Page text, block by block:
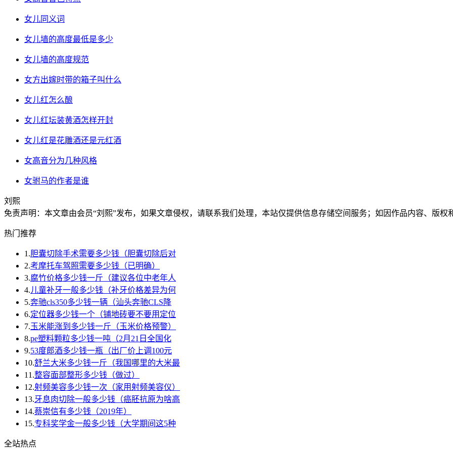
女儿同义词
女儿墙的高度最低是多少
女儿墙的高度规范
女方出嫁时带的箱子叫什么
女儿红怎么酿
女儿红坛装黄酒怎样开封
女儿红是花雕酒还是元红酒
女高音分为几种风格
女驸马的作者是谁
刘熙
免责声明：本文章由会员“刘熙”发布，如果文章侵权，请联系我们处理，本站仅提供信息存储空间服务；如因作品内容、版权
热门推荐
1.胆囊切除手术需要多少钱（胆囊切除后对
2.考摩托车驾照需要多少钱（已明确）
3.腐竹价格多少钱一斤（建议各位中老年人
4.儿童补牙一般多少钱（补牙价格差异为何
5.奔驰cls350多少钱一辆（汕头奔驰CLS降
6.定位器多少钱一个（铺地砖要不要用定位
7.玉米能涨到多少钱一斤（玉米价格预警）
8.pe塑料颗粒多少钱一吨（2月21日全国化
9.53度郎酒多少钱一瓶（出厂价上调100元
10.舒兰大米多少钱一斤（我国哪里的大米最
11.整容面部整形多少钱（做过）
12.射频美容多少钱一次（家用射频美容仪）
13.牙息肉切除一般多少钱（癌胚抗原为啥高
14.蔡崇信有多少钱（2019年）
15.专科奖学金一般多少钱（大学期间这5种
全站热点